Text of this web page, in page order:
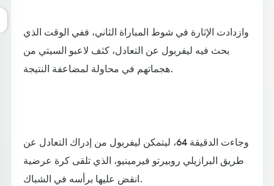
وازدادت الإثارة في شوط المباراة الثاني، ففي الوقت الذي
بحث فيه ليفربول عن التعادل، كثف لاعبو السيتي من
هجماتهم في محاولة لمضاعفة النتيجة.
وجاءت الدقيقة 64، ليتمكن ليفربول من إدراك التعادل عن
طريق البرازيلي روبيرتو فيرمينيو، الذي تلقى كرة عرضية
انقض عليها برأسه في الشباك.